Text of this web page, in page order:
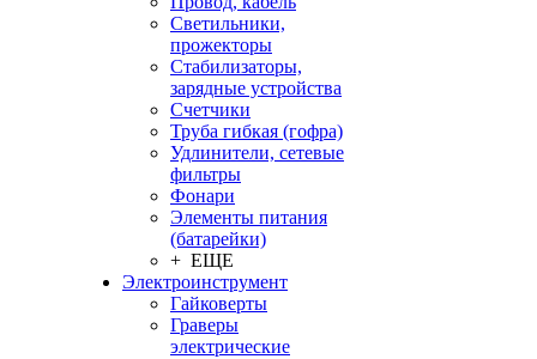
Светильники,
прожекторы
Стабилизаторы,
зарядные устройства
Счетчики
Труба гибкая (гофра)
Удлинители, сетевые
фильтры
Фонари
Элементы питания
(батарейки)
+ ЕЩЕ
Электроинструмент
Гайковерты
Граверы
электрические